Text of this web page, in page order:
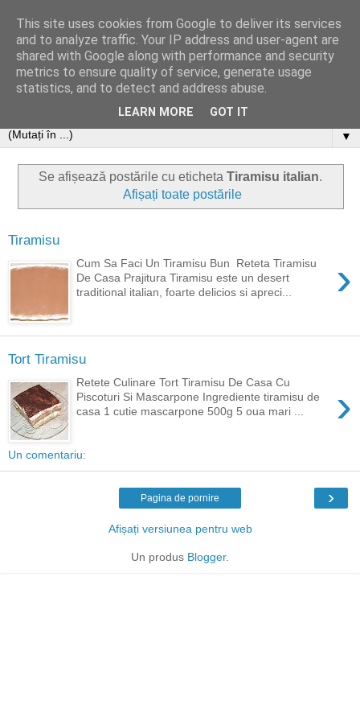
▼
Se afișează postările cu eticheta Tiramisu italian.
Afișați toate postările
Tiramisu
›
Cum Sa Faci Un Tiramisu Bun Reteta Tiramisu
De Casa Prajitura Tiramisu este un desert
traditional italian, foarte delicios si apreci...
Tort Tiramisu
›
Retete Culinare Tort Tiramisu De Casa Cu
Piscoturi Si Mascarpone Ingrediente tiramisu de
casa 1 cutie mascarpone 500g 5 oua mari ...
Un comentariu:
›
Pagina de pornire
Afișați versiunea pentru web
Un produs Blogger.
This site uses cookies from Google to deliver its services
and to analyze traffic. Your IP address and user-agent are
shared with Google along with performance and security
metrics to ensure quality of service, generate usage
statistics, and to detect and address abuse.
LEARN MORE GOT IT